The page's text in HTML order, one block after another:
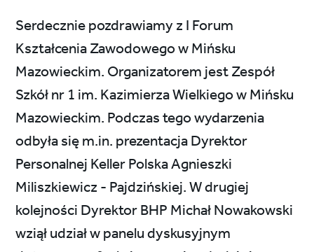
Serdecznie pozdrawiamy z I Forum
Kształcenia Zawodowego w Mińsku
Mazowieckim. Organizatorem jest Zespół
Szkół nr 1 im. Kazimierza Wielkiego w Mińsku
Mazowieckim. Podczas tego wydarzenia
odbyła się m.in. prezentacja Dyrektor
Personalnej Keller Polska Agnieszki
Miliszkiewicz - Pajdzińskiej. W drugiej
kolejności Dyrektor BHP Michał Nowakowski
wziął udział w panelu dyskusyjnym